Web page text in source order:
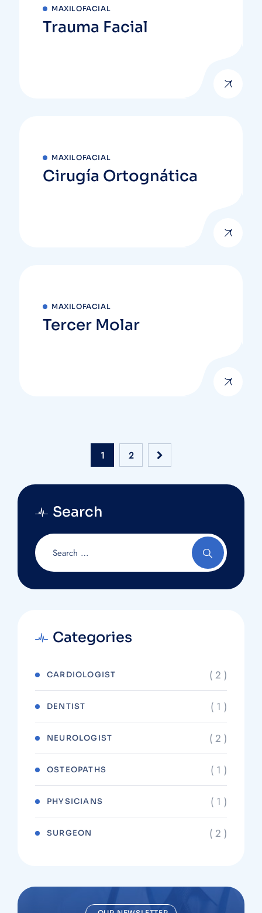
MAXILOFACIAL
Trauma Facial
MAXILOFACIAL
Cirugía Ortognática
MAXILOFACIAL
Tercer Molar
1 2
Search
Categories
CARDIOLOGIST ( 2 )
DENTIST ( 1 )
NEUROLOGIST ( 2 )
OSTEOPATHS ( 1 )
PHYSICIANS ( 1 )
SURGEON ( 2 )